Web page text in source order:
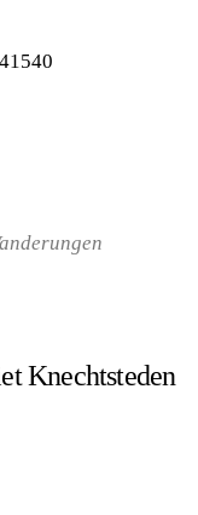
Knechtsteden